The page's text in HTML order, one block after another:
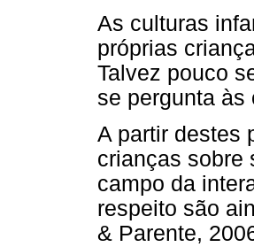
As culturas
próprias
Talvez pouco
se pergunta às
A partir destes
crianças sobre
campo da
respeito são
& Parente,